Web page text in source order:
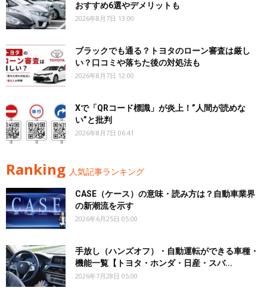
おすすめ6選やデメリットも
2026年8月7日 13:00
ブラックでも通る？トヨタのローン審査は厳し
い？口コミや落ちた後の対処法も
2026年8月7日 12:00
Xで「QRコード標識」が炎上！”人間が読めな
い”と批判
2026年8月7日 06:41
Ranking 人気記事ランキング
CASE（ケース）の意味・読み方は？自動車業界
の新潮流を示す
2026年6月25日 05:00
手放し（ハンズオフ）・自動運転ができる車種・
機能一覧【トヨタ・ホンダ・日産・スバ...
2026年7月28日 05:00